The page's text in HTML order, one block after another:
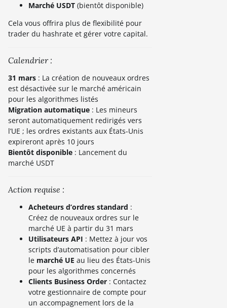
Marché USDT (bientôt disponible)
Cela vous offrira plus de flexibilité pour
trader du hashrate et gérer votre capital.
Calendrier :
31 mars : La création de nouveaux ordres
est désactivée sur le marché américain
pour les algorithmes listés
Migration automatique : Les mineurs
seront automatiquement redirigés vers
l’UE ; les ordres existants aux États-Unis
expireront après 10 jours
Bientôt disponible : Lancement du
marché USDT
Action requise :
Acheteurs d’ordres standard :
Créez de nouveaux ordres sur le
marché UE à partir du 31 mars
Utilisateurs API : Mettez à jour vos
scripts d’automatisation pour cibler
le marché UE au lieu des États-Unis
pour les algorithmes concernés
Clients Business Order : Contactez
votre gestionnaire de compte pour
un accompagnement lors de la